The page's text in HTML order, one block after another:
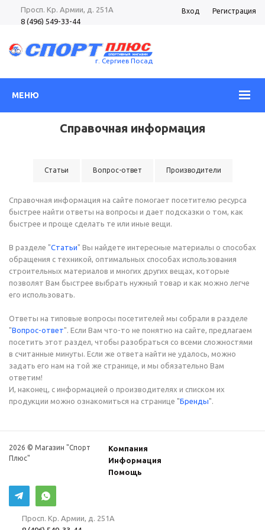
Просп. Кр. Армии, д. 251А
8 (496) 549-33-44
Просп. Кр. Армии, д. 105
8 (496) 540-52-62
Вход Регистрация
г. Сергиев Посад
МЕНЮ
Справочная информация
Статьи Вопрос-ответ Производители
Справочная информация на сайте помогает посетителю ресурса
быстрее найти ответы на вопросы и дает подсказки о том, как
быстрее и проще сделать те или иные вещи.
В разделе "Статьи" Вы найдете интересные материалы о способах
обращения с техникой, оптимальных способах использования
строительных материалов и многих других вещах, которые
позволят Вам быстрее выбрать нужный товар и как можно легче
его использовать.
Ответы на типовые вопросы посетителей мы собрали в разделе
"Вопрос-ответ". Если Вам что-то не понятно на сайте, предлагаем
посетить этот раздел, чтобы разобраться со всеми сложностями
в считанные минуты. Если же ответа найти не удалось, можно
задать его нам на той же странице, и мы обязательно Вам
ответим!
И, наконец, с информацией о производителях и списком их
продукции можно ознакомиться на странице "Бренды".
2026 © Магазин "Спорт
Плюс"
Компания
Информация
Помощь
Просп. Кр. Армии, д. 251А